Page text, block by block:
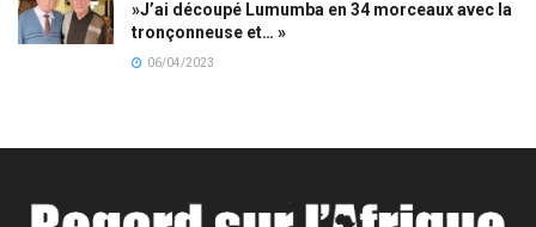
»J’ai découpé Lumumba en 34 morceaux avec la
tronçonneuse et… »
06/04/2023